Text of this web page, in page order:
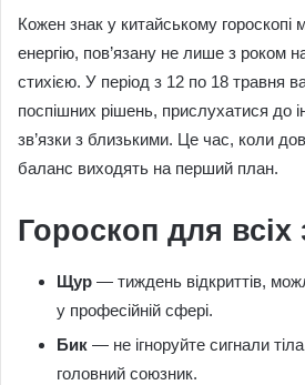
Кожен знак у китайському гороскопі
енергію, пов’язану не лише з роком
стихією. У період з 12 по 18 травня
поспішних рішень, прислухатися до
зв’язки з близькими. Це час, коли
баланс виходять на перший план.
Гороскоп для всіх
Щур — тиждень відкриттів,
у професійній сфері.
Бик — не ігноруйте сигнали
головний союзник.